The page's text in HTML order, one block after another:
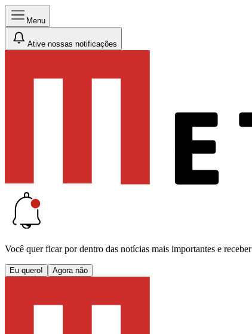
Menu
Ative nossas notificações
Você quer ficar por dentro das notícias mais importantes e receber
Eu quero! Agora não